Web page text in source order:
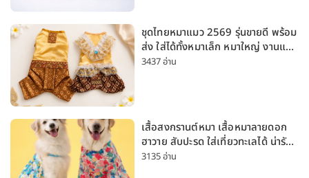
ชุดไทยหมาแมว 2569 รุ่นขายดี พร้อม
ส่ง ใส่ได้ทั้งหมาเล็ก หมาใหญ่ งานแต่ง
สงกรานต์ ลอยกระทง
3437 อ่าน
เสื้อสงกรานต์หมา เสื้อหมาลายดอก
ฮาวาย สับปะรด ใส่เที่ยวทะเลได้ น่ารัก
ใส่ได้ทั้งหมาเล็กและหมาใหญ่
3135 อ่าน